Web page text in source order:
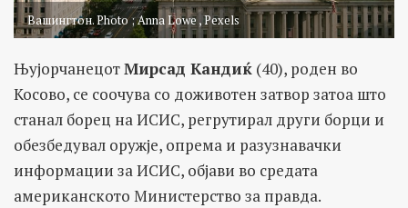
Вашингтон. Photo ; Anna Lowe , Pexels
ЊујорчанецотМирсад Кандиќ (40), роден во
Косово, се соочува со доживотен затвор затоа што
станал борец на ИСИС, регрутирал други борци и
обезбедувал оружје, опрема и разузнавачки
информации за ИСИС, објави во средата
американското Министерство за правда.